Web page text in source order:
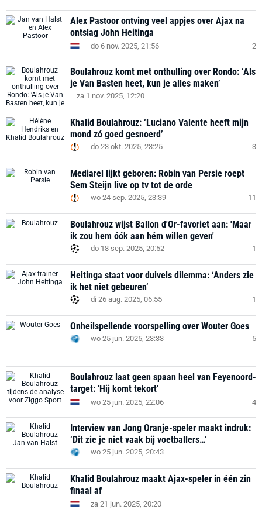
Alex Pastoor ontving veel appjes over Ajax na
ontslag John Heitinga
do 6 nov. 2025, 21:56 2
Boulahrouz komt met onthulling over Rondo: ‘Als
je Van Basten heet, kun je alles maken’
za 1 nov. 2025, 12:20
Khalid Boulahrouz: ‘Luciano Valente heeft mijn
mond zó goed gesnoerd’
do 23 okt. 2025, 23:25 3
Mediarel lijkt geboren: Robin van Persie roept
Sem Steijn live op tv tot de orde
wo 24 sep. 2025, 23:39 11
Boulahrouz wijst Ballon d'Or-favoriet aan: 'Maar
ik zou hem óók aan hém willen geven'
do 18 sep. 2025, 20:52 1
Heitinga staat voor duivels dilemma: ‘Anders zie
ik het niet gebeuren’
di 26 aug. 2025, 06:55 1
Onheilspellende voorspelling over Wouter Goes
wo 25 jun. 2025, 23:33 5
Boulahrouz laat geen spaan heel van Feyenoord-
target: 'Hij komt tekort'
wo 25 jun. 2025, 22:06 4
Interview van Jong Oranje-speler maakt indruk:
‘Dit zie je niet vaak bij voetballers…’
wo 25 jun. 2025, 20:43
Khalid Boulahrouz maakt Ajax-speler in één zin
finaal af
za 21 jun. 2025, 20:20